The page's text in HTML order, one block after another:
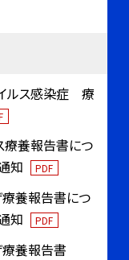
ルス感染症 療
療養報告書につ
知
PDF
療養報告書につ
知
PDF
療養報告書